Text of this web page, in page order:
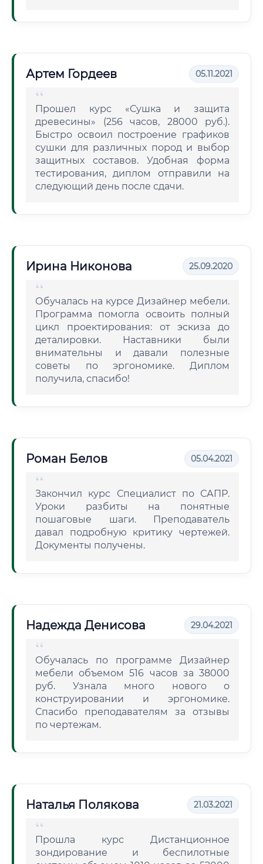
Артем Гордеев 05.11.2021
Прошел курс «Сушка и защита
древесины» (256 часов, 28000 руб.).
Быстро освоил построение графиков
сушки для различных пород и выбор
защитных составов. Удобная форма
тестирования, диплом отправили на
следующий день после сдачи.
Ирина Никонова 25.09.2020
Обучалась на курсе Дизайнер мебели.
Программа помогла освоить полный
цикл проектирования: от эскиза до
деталировки. Наставники были
внимательны и давали полезные
советы по эргономике. Диплом
получила, спасибо!
Роман Белов 05.04.2021
Закончил курс Специалист по САПР.
Уроки разбиты на понятные
пошаговые шаги. Преподаватель
давал подробную критику чертежей.
Документы получены.
Надежда Денисова 29.04.2021
Обучалась по программе Дизайнер
мебели объемом 516 часов за 38000
руб. Узнала много нового о
конструировании и эргономике.
Спасибо преподавателям за отзывы
по чертежам.
Наталья Полякова 21.03.2021
Прошла курс Дистанционное
зондирование и беспилотные